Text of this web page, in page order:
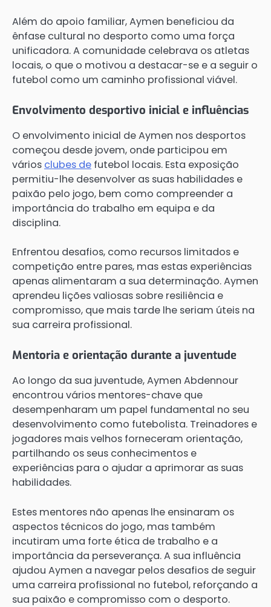
Além do apoio familiar, Aymen beneficiou da
ênfase cultural no desporto como uma força
unificadora. A comunidade celebrava os atletas
locais, o que o motivou a destacar-se e a seguir o
futebol como um caminho profissional viável.
Envolvimento desportivo inicial e influências
O envolvimento inicial de Aymen nos desportos
começou desde jovem, onde participou em
vários clubes de futebol locais. Esta exposição
permitiu-lhe desenvolver as suas habilidades e
paixão pelo jogo, bem como compreender a
importância do trabalho em equipa e da
disciplina.
Enfrentou desafios, como recursos limitados e
competição entre pares, mas estas experiências
apenas alimentaram a sua determinação. Aymen
aprendeu lições valiosas sobre resiliência e
compromisso, que mais tarde lhe seriam úteis na
sua carreira profissional.
Mentoria e orientação durante a juventude
Ao longo da sua juventude, Aymen Abdennour
encontrou vários mentores-chave que
desempenharam um papel fundamental no seu
desenvolvimento como futebolista. Treinadores e
jogadores mais velhos forneceram orientação,
partilhando os seus conhecimentos e
experiências para o ajudar a aprimorar as suas
habilidades.
Estes mentores não apenas lhe ensinaram os
aspectos técnicos do jogo, mas também
incutiram uma forte ética de trabalho e a
importância da perseverança. A sua influência
ajudou Aymen a navegar pelos desafios de seguir
uma carreira profissional no futebol, reforçando a
sua paixão e compromisso com o desporto.